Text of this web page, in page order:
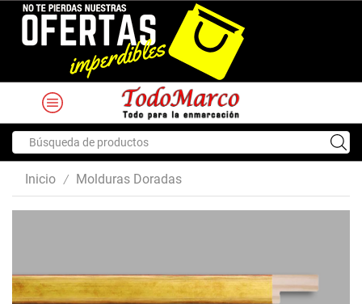
input
Inicio / Molduras Doradas